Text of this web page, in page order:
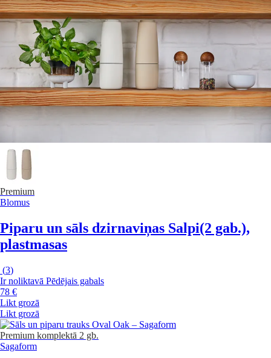
Premium
Blomus
Piparu un sāls dzirnaviņas Salpi(2 gab.),
plastmasas
(3)
Ir noliktavā Pēdējais gabals
78 €
Likt grozā
Likt grozā
Premium komplektā 2 gb.
Sagaform